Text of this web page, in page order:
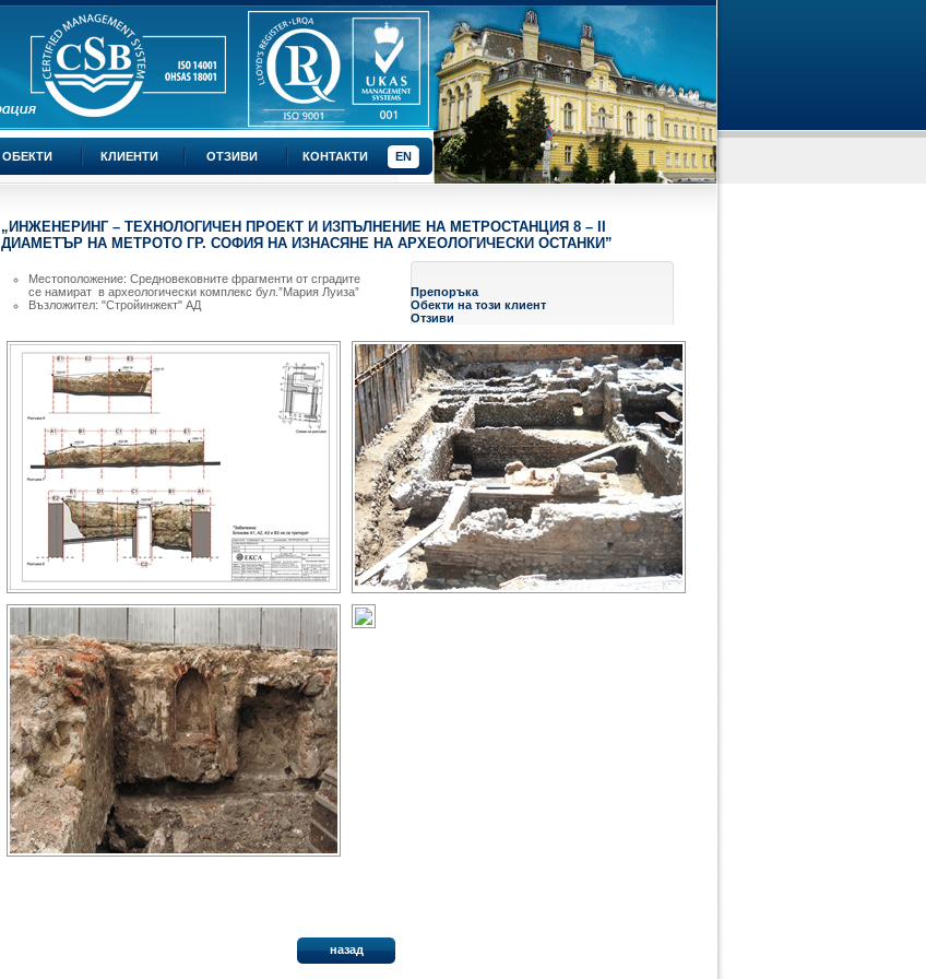
ОБЕКТИ КЛИЕНТИ ОТЗИВИ КОНТАКТИ EN
„ИНЖЕНЕРИНГ – ТЕХНОЛОГИЧЕН ПРОЕКТ И ИЗПЪЛНЕНИЕ НА МЕТРОСТАНЦИЯ 8 – II
ДИАМЕТЪР НА МЕТРОТО ГР. СОФИЯ НА ИЗНАСЯНЕ НА АРХЕОЛОГИЧЕСКИ ОСТАНКИ”
Местоположение: Средновековните фрагменти от сградите
се намират в археологически комплекс бул.”Мария Луиза”
Възложител: "Стройинжект" АД
Препоръка
Обекти на този клиент
Отзиви
назад